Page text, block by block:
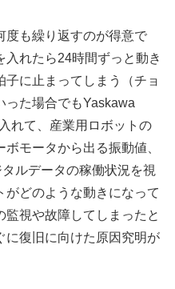
度も繰り返すのが得意で
れたら24時間ずっと動き
に止まってしまう（チョ
った場合でもYaskawa
れて、産業用ロボットの
モータから出る振動値、
ルデータの稼働状況を視
がどのような動きになって
視や故障してしまったと
に復旧に向けた原因究明が